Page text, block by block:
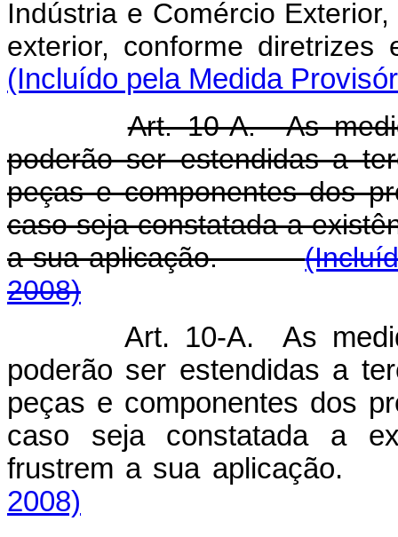
Indústria e Comércio
exterior, conforme
(Incluído pela Medida
Art. 10-A. As
poderão ser estendidas a
peças e componentes dos
caso seja constatada a
a sua aplicação.
2008)
Art. 10-A. As
poderão ser estendidas a
peças e componentes dos
caso seja constatada a
frustrem a sua
2008)